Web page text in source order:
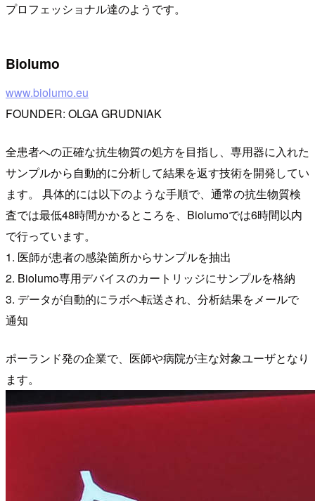
プロフェッショナル達のようです。
Biolumo
www.biolumo.eu
FOUNDER: OLGA GRUDNIAK
全患者への正確な抗生物質の処方を目指し、専用器に入れた
サンプルから自動的に分析して結果を返す技術を開発してい
ます。 具体的には以下のような手順で、通常の抗生物質検
査では最低48時間かかるところを、Biolumoでは6時間以内
で行っています。
1. 医師が患者の感染箇所からサンプルを抽出
2. Biolumo専用デバイスのカートリッジにサンプルを格納
3. データが自動的にラボへ転送され、分析結果をメールで
通知
ポーランド発の企業で、医師や病院が主な対象ユーザとなり
ます。